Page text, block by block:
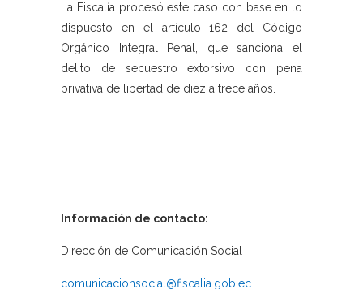
La Fiscalía procesó este caso con base en lo
dispuesto en el artículo 162 del Código
Orgánico Integral Penal, que sanciona el
delito de secuestro extorsivo con pena
privativa de libertad de diez a trece años.
Información de contacto:
Dirección de Comunicación Social
comunicacionsocial@fiscalia.gob.ec